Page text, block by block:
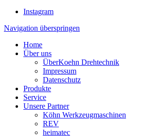
Instagram
Navigation überspringen
Home
Über uns
ÜberKoehn Drehtechnik
Impressum
Datenschutz
Produkte
Service
Unsere Partner
Köhn Werkzeugmaschinen
REV
heimatec